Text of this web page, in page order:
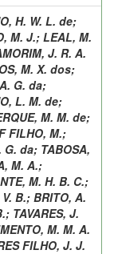
H. W. L. de;
M. J.; LEAL, M.
J. R. A.
M. X. dos;
G. da;
L. M. de;
M. M. de;
FILHO, M.;
G. da; TABOSA,
M. A.;
M. H. B. C.;
B.; BRITO, A.
; TAVARES, J.
M. M. A.
FILHO, J. J.